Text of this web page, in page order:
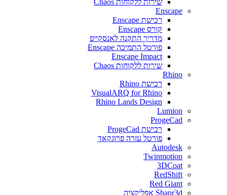
שירות ללקוחות Chaos
Enscape
רכישת Enscape
קורס Enscape
מדריך התקנה לאנסקייפ
פורטל התמיכה Enscape
Enscape Impact
שירות ללקוחות Chaos
Rhino
רכישת Rhino
VisualARQ for Rhino
Rhino Lands Design
Lumion
ProgeCad
רכישת ProgeCad
פורטל עזרה פרוגקאד
Autodesk
Twinmotion
3DCoat
RedShift
Red Giant
Shapr3d אפליקציה